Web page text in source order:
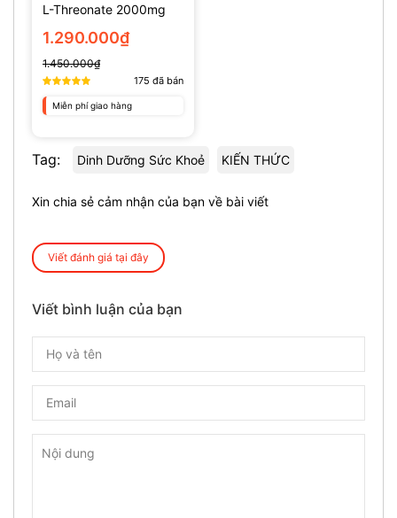
L-Threonate 2000mg
(135 Viên)
1.290.000₫
1.450.000₫
175 đã bán
Miễn phí giao hàng
Tag: Dinh Dưỡng Sức Khoẻ KIẾN THỨC
Xin chia sẻ cảm nhận của bạn về bài viết
Viết đánh giá tại đây
Viết bình luận của bạn